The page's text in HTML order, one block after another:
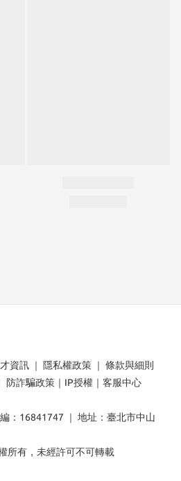
資訊 ｜ 隱私權政策 ｜ 條款與細則
防詐騙政策 ｜ IP授權 ｜ 客服中心
：16841747 ｜ 地址：臺北市中山
所有，未經許可不可轉載